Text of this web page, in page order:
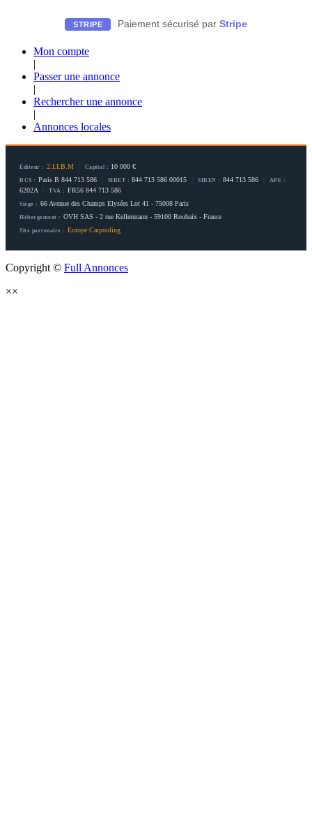
STRIPE Paiement sécurisé par Stripe
Mon compte
|
Passer une annonce
|
Rechercher une annonce
|
Annonces locales
Éditeur : 2.I.I.B.M Capital : 10 000 €
RCS : Paris B 844 713 586 SIRET : 844 713 586 00015 SIREN : 844 713 586 APE :
6202A TVA : FR56 844 713 586
Siège : 66 Avenue des Champs Elysées Lot 41 - 75008 Paris
Hébergement : OVH SAS - 2 rue Kellermann - 59100 Roubaix - France
Site partenaire : Europe Carpooling
Copyright © Full Annonces
××